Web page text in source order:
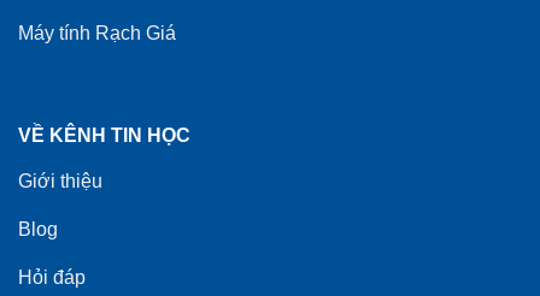
Máy tính Rạch Giá
VỀ KÊNH TIN HỌC
Giới thiệu
Blog
Hỏi đáp